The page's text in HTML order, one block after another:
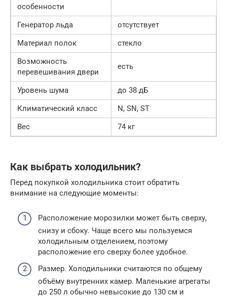
особенности
Генератор льда
отсутствует
Материал полок
стекло
Возможность
перевешивания двери
есть
Уровень шума
до 38 дБ
Климатический класс
N, SN, ST
Вес
74 кг
Как выбрать холодильник?
Перед покупкой холодильника стоит обратить
внимание на следующие моменты:
Расположение морозилки может быть сверху,
снизу и сбоку. Чаще всего мы пользуемся
холодильным отделением, поэтому
расположение его сверху более удобное.
Размер. Холодильники считаются по общему
объёму внутренних камер. Маленькие агрегаты
до 250 л обычно невысокие до 130 см и